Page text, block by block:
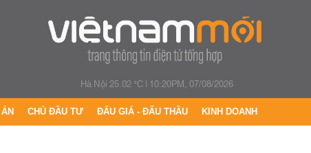
Hà Nội 25.02 °C| 10:20PM, 07/08/2026
CHỦ ĐẦU TƯ ĐẤU GIÁ - ĐẤU THẦU KINH DOANH